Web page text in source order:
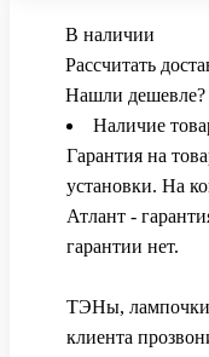
В наличии
Рассчитать
Нашли дешевле?
Наличие
Гарантия на
установки. На
Атлант -
гарантии нет.
ТЭНы,
клиента